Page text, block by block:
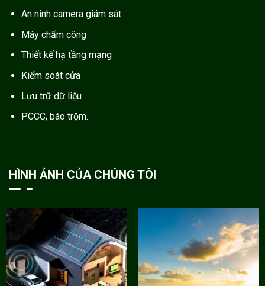
An ninh camera giám sát
Máy chấm công
Thiết kế hạ tầng mạng
Kiểm soát cửa
Lưu trữ dữ liệu
PCCC, báo trộm.
HÌNH ẢNH CỦA CHÚNG TÔI